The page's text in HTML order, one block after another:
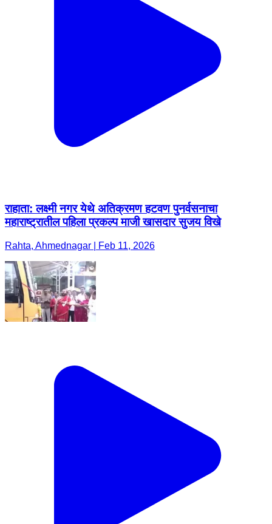
राहाता: लक्ष्मी नगर येथे अतिक्रमण हटवण पुनर्वसनाचा
महाराष्ट्रातील पहिला प्रकल्प माजी खासदार सुजय विखे
Rahta, Ahmednagar | Feb 11, 2026